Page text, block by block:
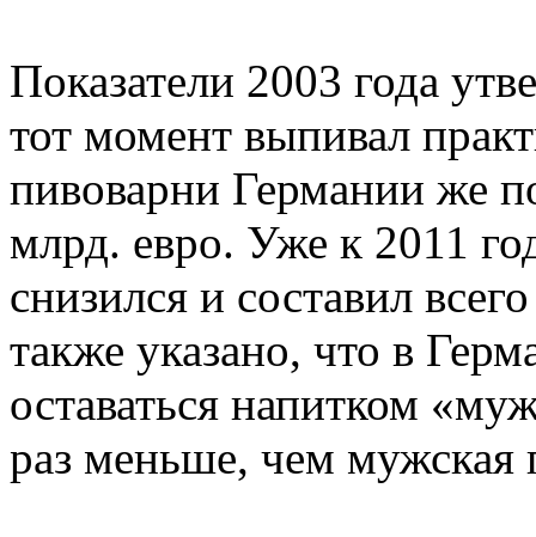
Показатели 2003 года
тот момент выпивал
пивоварни Германии же
млрд. евро. Уже к 2011
снизился и составил
также указано, что в
оставаться напитком
раз меньше, чем мужская